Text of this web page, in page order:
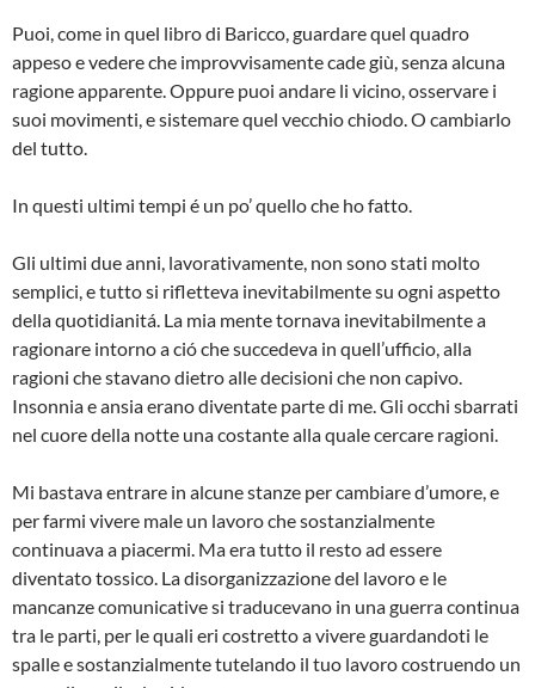
Puoi, come in quel libro di Baricco, guardare quel quadro
appeso e vedere che improvvisamente cade giù, senza alcuna
ragione apparente. Oppure puoi andare li vicino, osservare i
suoi movimenti, e sistemare quel vecchio chiodo. O cambiarlo
del tutto.
In questi ultimi tempi é un po’ quello che ho fatto.
Gli ultimi due anni, lavorativamente, non sono stati molto
semplici, e tutto si rifletteva inevitabilmente su ogni aspetto
della quotidianitá. La mia mente tornava inevitabilmente a
ragionare intorno a ció che succedeva in quell’ufficio, alla
ragioni che stavano dietro alle decisioni che non capivo.
Insonnia e ansia erano diventate parte di me. Gli occhi sbarrati
nel cuore della notte una costante alla quale cercare ragioni.
Mi bastava entrare in alcune stanze per cambiare d’umore, e
per farmi vivere male un lavoro che sostanzialmente
continuava a piacermi. Ma era tutto il resto ad essere
diventato tossico. La disorganizzazione del lavoro e le
mancanze comunicative si traducevano in una guerra continua
tra le parti, per le quali eri costretto a vivere guardandoti le
spalle e sostanzialmente tutelando il tuo lavoro costruendo un